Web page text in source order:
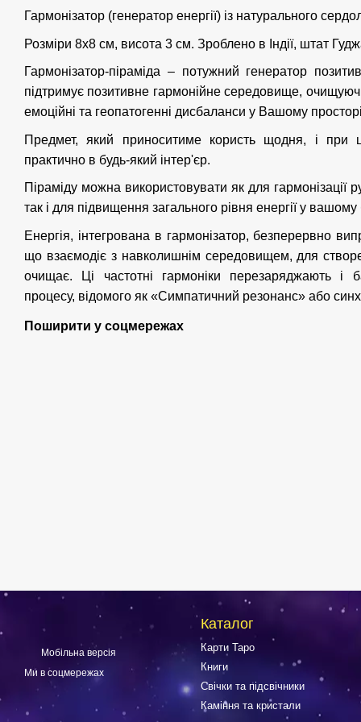
Гармонізатор (генератор енергії) із натурального
Розміри 8х8 см, висота 3 см. Зроблено в Індії, штат
Гармонізатор-піраміда – потужний генератор
підтримує позитивне гармонійне середовище,
емоційні та геопатогенні дисбаланси у Вашому
Предмет, який приноситиме користь щодня, і при
практично в будь-який інтер'єр.
Піраміду можна використовувати як для гармонізації
так і для підвищення загального рівня енергії у
Енергія, інтегрована в гармонізатор, безперервно
що взаємодіє з навколишнім середовищем, для
очищає. Ці частотні гармоніки перезаряджають і
процесу, відомого як «Симпатичний резонанс» або
Поширити у соцмережах
Мобільна версія
Ми в соцмережах
Каталог
Карти Таро
Книги
Свічки та підсвічники
Каміння та кристали